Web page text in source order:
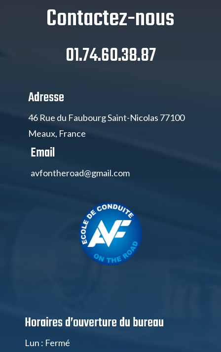
Contactez-nous
01.74.60.38.87
Adresse
46 Rue du Faubourg Saint-Nicolas 77100
Meaux, France
Email
avfontheroad@gmail.com
Horaires d’ouverture du bureau
Lun : Fermé